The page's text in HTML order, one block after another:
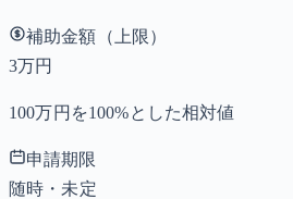
補助金額（上限）
3万円
100万円を100%とした相対値
申請期限
随時・未定